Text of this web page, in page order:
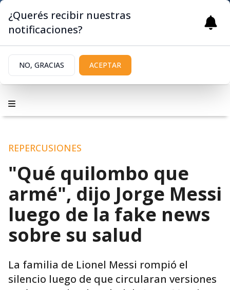
REPERCUSIONES
"Qué quilombo que
armé", dijo Jorge Messi
luego de la fake news
sobre su salud
La familia de Lionel Messi rompió el
silencio luego de que circularan versiones
¿Querés recibir nuestras
notificaciones?
NO, GRACIAS ACEPTAR